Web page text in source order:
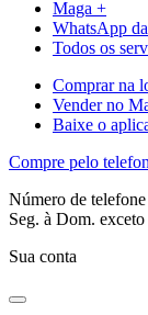
Maga +
WhatsApp
Todos os
Comprar na
Vender no
Baixe o
Compre pelo
Número de
Seg. à Dom.
Sua conta